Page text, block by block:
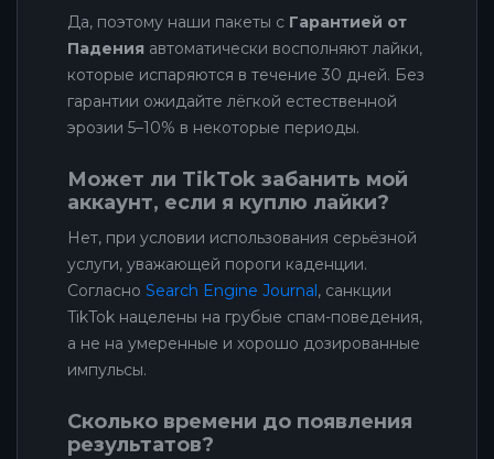
Да, поэтому наши пакеты с Гарантией от
Падения автоматически восполняют лайки,
которые испаряются в течение 30 дней. Без
гарантии ожидайте лёгкой естественной
эрозии 5–10% в некоторые периоды.
Может ли TikTok забанить мой
аккаунт, если я куплю лайки?
Нет, при условии использования серьёзной
услуги, уважающей пороги каденции.
Согласно Search Engine Journal, санкции
TikTok нацелены на грубые спам-поведения,
а не на умеренные и хорошо дозированные
импульсы.
Сколько времени до появления
результатов?